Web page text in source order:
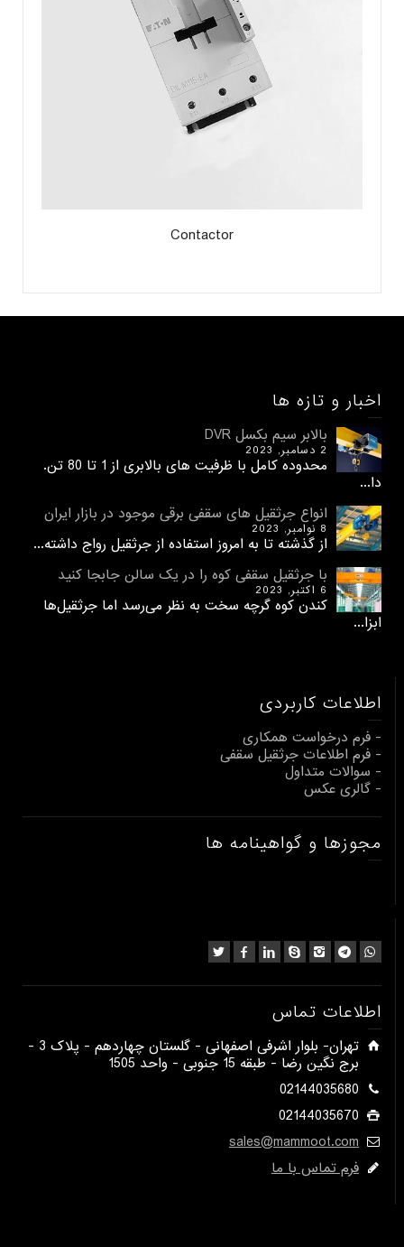
Contactor
اخبار و تازه ها
بالابر سیم بکسل DVR
2 دسامبر, 2023
محدوده کامل با ظرفیت های بالابری از 1 تا 80 تن.
دا...
انواع جرثقیل های سقفی برقی موجود در بازار ایران
8 نوامبر, 2023
از گذشته تا به امروز استفاده از جرثقیل رواج داشته...
با جرثقیل سقفی کوه را در یک سالن جابجا کنید
6 اکتبر, 2023
کندن کوه گرچه سخت به نظر می‌رسد اما جرثقیل‌ها
ابزا...
اطلاعات کاربردی
- فرم درخواست همکاری
- فرم اطلاعات جرثقیل سقفی
- سوالات متداول
- گالری عکس
مجوزها و گواهینامه ها
اطلاعات تماس
​تهران- بلوار اشرفی اصفهانی - گلستان چهاردهم - پلاک 3 -
برج نگین رضا - طبقه 15 جنوبی - واحد 1505​
02144035680
02144035670
sales@mammoot.com
فرم تماس با ما